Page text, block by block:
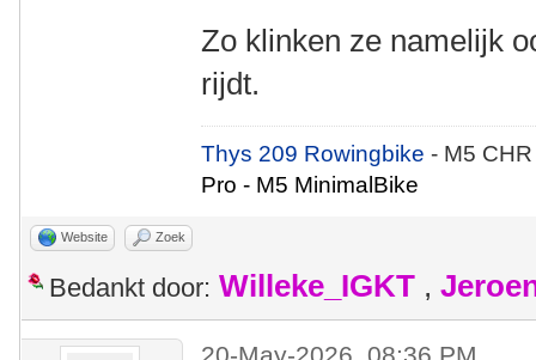
Zo klinken ze namelijk
rijdt.
Thys 209 Rowingbike- M5
Pro - M5 MinimalBike
Website Zoek
Bedankt door: Willeke_IGKT ,